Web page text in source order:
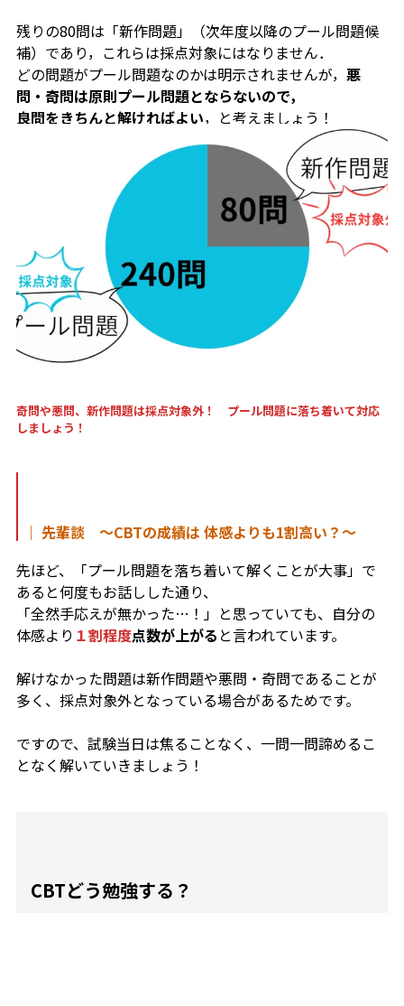
残りの80問は「新作問題」（次年度以降のプール問題候
補）であり，これらは採点対象にはなりません．
どの問題がプール問題なのかは明示されませんが， 悪
問・奇問は原則プール問題とならないので，
良問をきちんと解ければよい，と考えましょう！
奇問や悪問、新作問題は採点対象外！ プール問題に落ち着いて対応
しましょう！
｜ 先輩談 ～CBTの成績は 体感よりも1割高い？～
先ほど、「プール問題を落ち着いて解くことが大事」で
あると何度もお話しした通り、
「全然手応えが無かった…！」 と思っていても、自分の
体感より １割程度点数が上がる と言われています。
解けなかった問題は新作問題や悪問・奇問であることが
多く、採点対象外となっている場合があるためです。
ですので、試験当日は焦ることなく、一問一問諦めるこ
となく解いていきましょう！
CBTどう勉強する？